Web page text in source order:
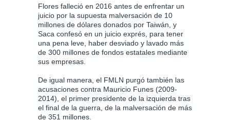
Flores falleció en 2016 antes de enfrentar un
juicio por la supuesta malversación de 10
millones de dólares donados por Taiwán, y
Saca confesó en un juicio exprés, para tener
una pena leve, haber desviado y lavado más
de 300 millones de fondos estatales mediante
sus empresas.
De igual manera, el FMLN purgó también las
acusaciones contra Mauricio Funes (2009-
2014), el primer presidente de la izquierda tras
el final de la guerra, de la malversación de más
de 351 millones.